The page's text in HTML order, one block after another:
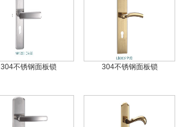
304不锈钢面板锁 304不锈钢面板锁